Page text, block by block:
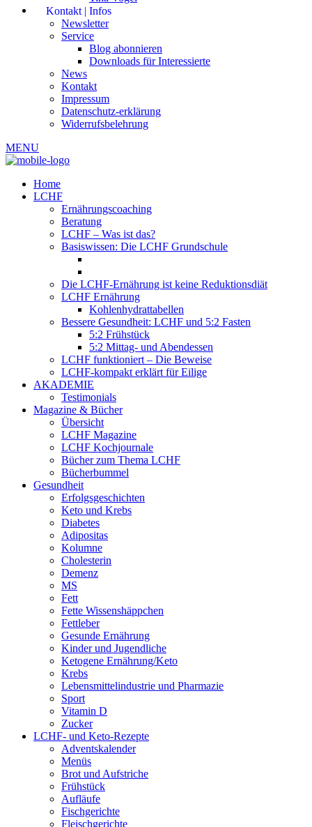
Kontakt | Infos
Newsletter
Service
Blog abonnieren
Downloads für Interessierte
News
Kontakt
Impressum
Datenschutz-erklärung
Widerrufsbelehrung
MENU
Home
LCHF
Ernährungscoaching
Beratung
LCHF – Was ist das?
Basiswissen: Die LCHF Grundschule
Die LCHF-Ernährung ist keine Reduktionsdiät
LCHF Ernährung
Kohlenhydrattabellen
Bessere Gesundheit: LCHF und 5:2 Fasten
5:2 Frühstück
5:2 Mittag- und Abendessen
LCHF funktioniert – Die Beweise
LCHF-kompakt erklärt für Eilige
AKADEMIE
Testimonials
Magazine & Bücher
Übersicht
LCHF Magazine
LCHF Kochjournale
Bücher zum Thema LCHF
Bücherbummel
Gesundheit
Erfolgsgeschichten
Keto und Krebs
Diabetes
Adipositas
Kolumne
Cholesterin
Demenz
MS
Fett
Fette Wissenshäppchen
Fettleber
Gesunde Ernährung
Kinder und Jugendliche
Ketogene Ernährung/Keto
Krebs
Lebensmittelindustrie und Pharmazie
Sport
Vitamin D
Zucker
LCHF- und Keto-Rezepte
Adventskalender
Menüs
Brot und Aufstriche
Frühstück
Aufläufe
Fischgerichte
Fleischgerichte